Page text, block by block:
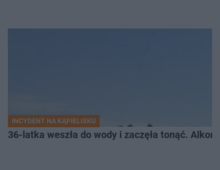
INCYDENT NA KĄPIELISKU
36-latka weszła do wody i zaczęła tonąć.